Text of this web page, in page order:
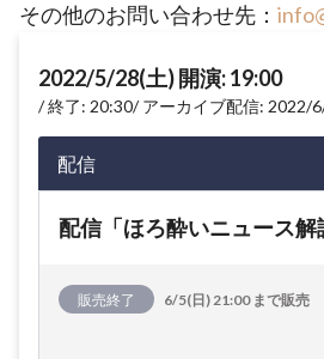
その他のお問い合わせ先：
2022/5/28(土) 開演: 19:00
終了: 20:30 アーカイブ配信: 2022/
配信
配信「ほろ酔いニュース
販売終了 6/5(日) 21:00 まで販売